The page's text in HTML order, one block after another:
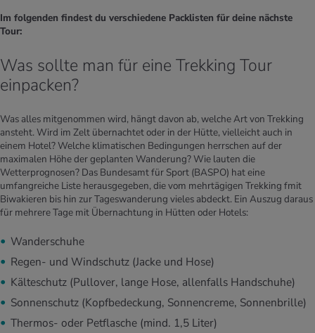
Im folgenden findest du verschiedene Packlisten für deine nächste
Tour:
Was sollte man für eine Trekking Tour
einpacken?
Was alles mitgenommen wird, hängt davon ab, welche Art von Trekking
ansteht. Wird im Zelt übernachtet oder in der Hütte, vielleicht auch in
einem Hotel? Welche klimatischen Bedingungen herrschen auf der
maximalen Höhe der geplanten Wanderung? Wie lauten die
Wetterprognosen? Das Bundesamt für Sport (BASPO) hat eine
umfangreiche Liste herausgegeben, die vom mehrtägigen Trekking fmit
Biwakieren bis hin zur Tageswanderung vieles abdeckt. Ein Auszug daraus
für mehrere Tage mit Übernachtung in Hütten oder Hotels:
Wanderschuhe
Regen- und Windschutz (Jacke und Hose)
Kälteschutz (Pullover, lange Hose, allenfalls Handschuhe)
Sonnenschutz (Kopfbedeckung, Sonnencreme, Sonnenbrille)
Thermos- oder Petflasche (mind. 1,5 Liter)